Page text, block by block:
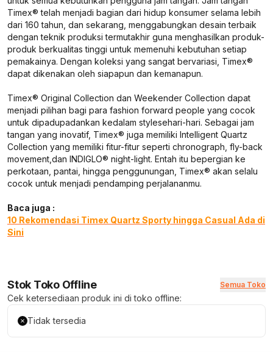
Timex® telah menjadi bagian dari hidup konsumer selama lebih
dari 160 tahun, dan sekarang, menggabungkan desain terbaik
dengan teknik produksi termutakhir guna menghasilkan produk-
produk berkualitas tinggi untuk memenuhi kebutuhan setiap
pemakainya. Dengan koleksi yang sangat bervariasi, Timex®
dapat dikenakan oleh siapapun dan kemanapun.
Timex® Original Collection dan Weekender Collection dapat
menjadi pilihan bagi para fashion forward people yang cocok
untuk dipadupadankan kedalam stylesehari-hari. Sebagai jam
tangan yang inovatif, Timex® juga memiliki Intelligent Quartz
Collection yang memiliki fitur-fitur seperti chronograph, fly-back
movement, dan INDIGLO® night-light. Entah itu bepergian ke
perkotaan, pantai, hingga penggunungan, Timex® akan selalu
cocok untuk menjadi pendamping perjalananmu.
Baca juga :
10 Rekomendasi Timex Quartz Sporty hingga Casual Ada di
Sini
Stok Toko Offline Semua Toko
Cek ketersediaan produk ini di toko offline:
Tidak tersedia